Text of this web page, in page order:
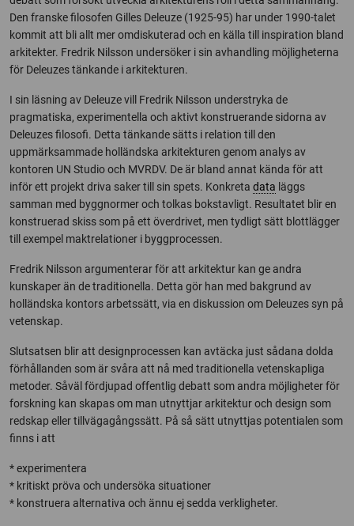
Den franske filosofen Gilles Deleuze (1925-95) har under 1990-talet
kommit att bli allt mer omdiskuterad och en källa till inspiration bland
arkitekter. Fredrik Nilsson undersöker i sin avhandling möjligheterna
för Deleuzes tänkande i arkitekturen.
I sin läsning av Deleuze vill Fredrik Nilsson understryka de
pragmatiska, experimentella och aktivt konstruerande sidorna av
Deleuzes filosofi. Detta tänkande sätts i relation till den
uppmärksammade holländska arkitekturen genom analys av
kontoren UN Studio och MVRDV. De är bland annat kända för att
inför ett projekt driva saker till sin spets. Konkreta data läggs
samman med byggnormer och tolkas bokstavligt. Resultatet blir en
konstruerad skiss som på ett överdrivet, men tydligt sätt blottlägger
till exempel maktrelationer i byggprocessen.
Fredrik Nilsson argumenterar för att arkitektur kan ge andra
kunskaper än de traditionella. Detta gör han med bakgrund av
holländska kontors arbetssätt, via en diskussion om Deleuzes syn på
vetenskap.
Slutsatsen blir att designprocessen kan avtäcka just sådana dolda
förhållanden som är svåra att nå med traditionella vetenskapliga
metoder. Såväl fördjupad offentlig debatt som andra möjligheter för
forskning kan skapas om man utnyttjar arkitektur och design som
redskap eller tillvägagångssätt. På så sätt utnyttjas potentialen som
finns i att
* experimentera
* kritiskt pröva och undersöka situationer
* konstruera alternativa och ännu ej sedda verkligheter.